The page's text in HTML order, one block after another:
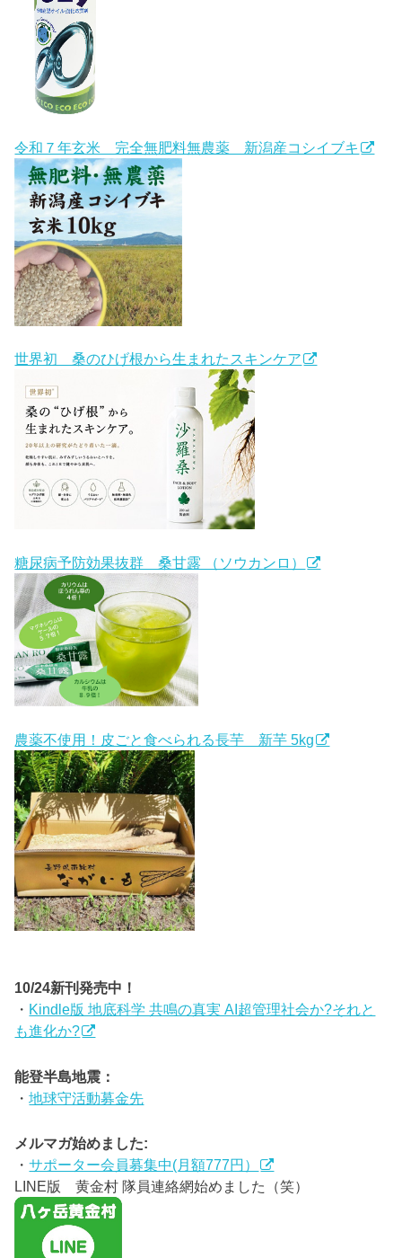
令和７年玄米 完全無肥料無農薬 新潟産コシイブキ
世界初 桑のひげ根から生まれたスキンケア
糖尿病予防効果抜群 桑甘露 （ソウカンロ）
農薬不使用！皮ごと食べられる長芋 新芋 5kg
10/24新刊発売中！
・ Kindle版 地底科学 共鳴の真実 AI超管理社会か?それと
も進化か?
能登半島地震：
・地球守活動募金先
メルマガ始めました:
・サポーター会員募集中(月額777円）
LINE版 黄金村 隊員連絡網始めました（笑）